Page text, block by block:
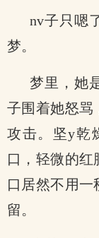
nv子只嗯
梦。
梦里，她
子围着她怒骂
攻击。坚y乾
口，轻微的
口居然不用
留。